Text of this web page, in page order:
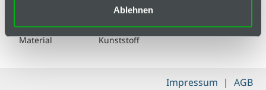
Ablehnen
(Klasse C)
Material Kunststoff
Impressum | AGB